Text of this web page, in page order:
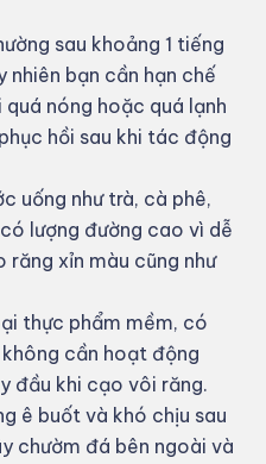
sau khoảng 1 tiếng
nhiên bạn cần hạn chế
nóng hoặc quá lạnh
hồi sau khi tác động
uống như trà, cà phê,
lượng đường cao vì dễ
răng xỉn màu cũng như
thực phẩm mềm, có
cần hoạt động
đầu khi cạo vôi răng.
ê buốt và khó chịu sau
chườm đá bên ngoài và